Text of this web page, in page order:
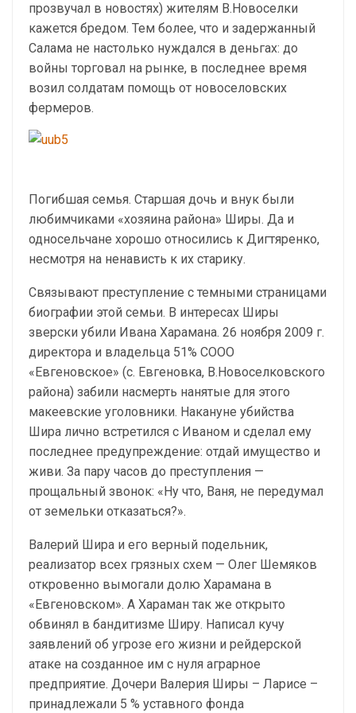
прозвучал в новостях) жителям В.Новоселки
кажется бредом. Тем более, что и задержанный
Салама не настолько нуждался в деньгах: до
войны торговал на рынке, в последнее время
возил солдатам помощь от новоселовских
фермеров.
Погибшая семья. Старшая дочь и внук были
любимчиками «хозяина района» Ширы. Да и
односельчане хорошо относились к Дигтяренко,
несмотря на ненависть к их старику.
Связывают преступление с темными страницами
биографии этой семьи. В интересах Ширы
зверски убили Ивана Харамана. 26 ноября 2009 г.
директора и владельца 51% СООО
«Евгеновское» (с. Евгеновка, В.Новоселковского
района) забили насмерть нанятые для этого
макеевские уголовники. Накануне убийства
Шира лично встретился с Иваном и сделал ему
последнее предупреждение: отдай имущество и
живи. За пару часов до преступления —
прощальный звонок: «Ну что, Ваня, не передумал
от земельки отказаться?».
Валерий Шира и его верный подельник,
реализатор всех грязных схем — Олег Шемяков
откровенно вымогали долю Харамана в
«Евгеновском». А Хараман так же открыто
обвинял в бандитизме Ширу. Написал кучу
заявлений об угрозе его жизни и рейдерской
атаке на созданное им с нуля аграрное
предприятие. Дочери Валерия Ширы – Ларисе –
принадлежали 5 % уставного фонда